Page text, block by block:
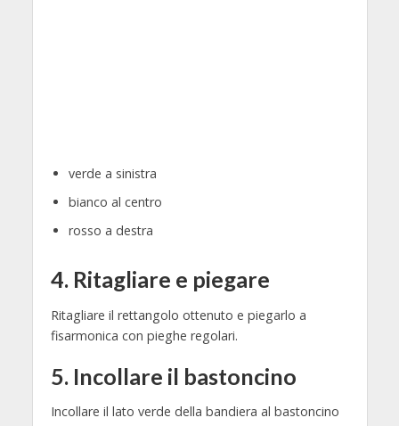
verde a sinistra
bianco al centro
rosso a destra
4. Ritagliare e piegare
Ritagliare il rettangolo ottenuto e piegarlo a
fisarmonica con pieghe regolari.
5. Incollare il bastoncino
Incollare il lato verde della bandiera al bastoncino